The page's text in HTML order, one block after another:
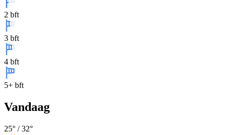
2 bft
3 bft
4 bft
5+ bft
Vandaag
25° /32°